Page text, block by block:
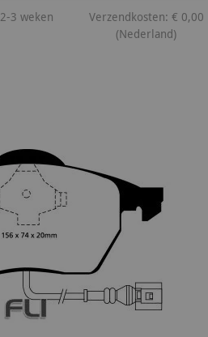
2-3 weken
Verzendkosten: € 0,00
(Nederland)